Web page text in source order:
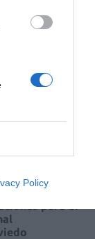
Policy
y
28/07/2026